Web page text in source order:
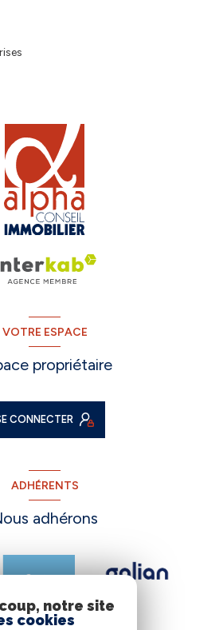
VOTRE ESPACE
propriétaire
CONNECTER
ADHÉRENTS
adhérons
notre site
cookies